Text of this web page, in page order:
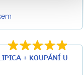
+ KOUPÁNÍ U